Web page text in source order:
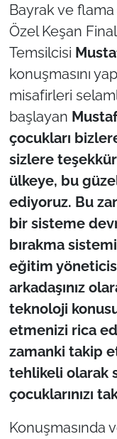
Bayrak ve
Özel Keşan
Temsilcisi
konuşmasını
misafirleri
başlayan
çocukları
sizlere
ülkeye, bu
ediyoruz. Bu
bir sisteme
bırakma
eğitim
arkadaşınız
teknoloji
etmenizi rica
zamanki takip
tehlikeli olarak
çocuklarınızı
Konuşmasında
Magazin
İş Dünyası
Bilim
English News
Canlı Maç
Genel-A
Gündem-